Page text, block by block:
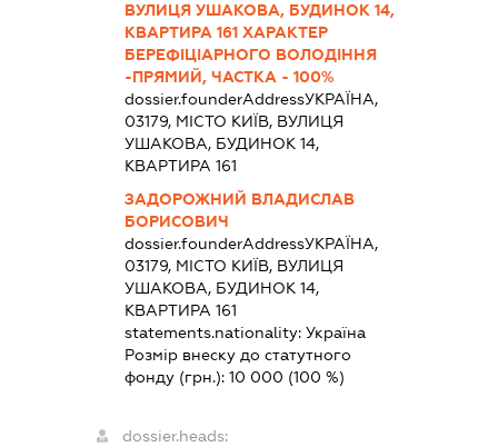
ВУЛИЦЯ УШАКОВА, БУДИНОК 14,
КВАРТИРА 161 ХАРАКТЕР
БЕРЕФІЦІАРНОГО ВОЛОДІННЯ
-ПРЯМИЙ, ЧАСТКА - 100%
dossier.founderAddressУКРАЇНА,
03179, МІСТО КИЇВ, ВУЛИЦЯ
УШАКОВА, БУДИНОК 14,
КВАРТИРА 161
ЗАДОРОЖНИЙ ВЛАДИСЛАВ
БОРИСОВИЧ
dossier.founderAddressУКРАЇНА,
03179, МІСТО КИЇВ, ВУЛИЦЯ
УШАКОВА, БУДИНОК 14,
КВАРТИРА 161
statements.nationality:Україна
Розмір внеску до статутного
фонду (грн.):10 000 (100 %)
dossier.heads: